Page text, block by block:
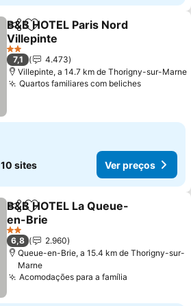
PartilharAdicionar aos favoritos
B&B HOTEL Paris Nord
Villepinte
Ver preços
2 Estrelas
7,1
4.473
Villepinte, a 14.7 km de Thorigny-sur-Marne
Quartos familiares com belichesVer
10 sites Ver preços
PartilharAdicionar aos favoritos
B&B HOTEL La Queue-
en-Brie
Ver preços
2 Estrelas
6,8
2.960
Queue-en-Brie, a 15.4 km de Thorigny-sur-
Marne
Acomodações para a família